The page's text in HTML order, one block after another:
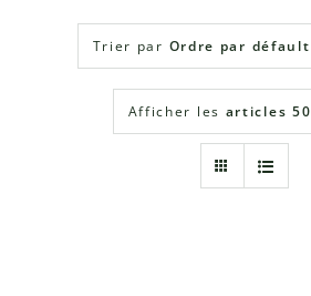
Gaz propane
Succursales
Trier par Ordre par défault
Afficher les articles 50